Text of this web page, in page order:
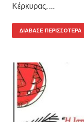
Κέρκυρας, …
ΔΙΆΒΑΣΕ ΠΕΡΙΣΣΌΤΕΡΑ